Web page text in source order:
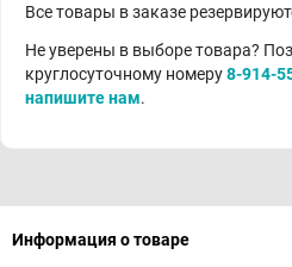
Все товары в заказе
Не уверены в выборе товара?
круглосуточному номеру8-914-
напишите нам.
Информация о товаре